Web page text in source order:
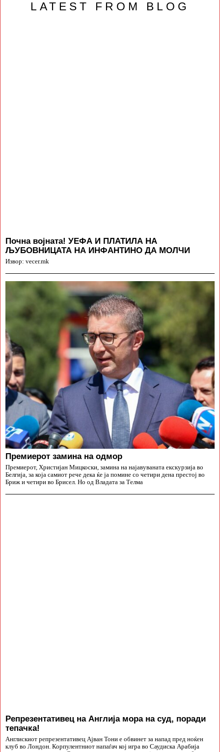
LATEST FROM BLOG
Почна војната! УЕФА И ПЛАТИЛА НА
ЉУБОВНИЦАТА НА ИНФАНТИНО ДА МОЛЧИ
Извор: vecer.mk
Премиерот замина на одмор
Премиерот, Христијан Мицкоски, замина на најавуваната екскурзија во
Белгија, за која самиот рече дека ќе ја помине со четири дена престој во
Бриж и четири во Брисел. Но од Владата за Телма
Репрезентативец на Англија мора на суд, поради
тепачка!
Англискиот репрезентативец Ајван Тони е обвинет за напад пред ноќен
клуб во Лондон. Корпулентниот напаѓач кој игра во Саудиска Арабија